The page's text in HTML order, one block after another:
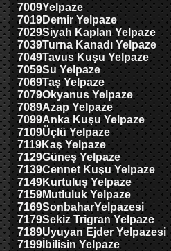
7009Yelpaze
7019Demir Yelpaze
7029Siyah Kaplan Yelpaze
7039Turna Kanadı Yelpaze
7049TavusKuşu Yelpaze
7059Su Yelpaze
7069Taş Yelpaze
7079Okyanus Yelpaze
7089Azap Yelpaze
7099Anka Kuşu Yelpaze
7109Üçlü Yelpaze
7119Kaş Yelpaze
7129Güneş Yelpaze
7139Cennet Kuşu Yelpaze
7149Kurtuluş Yelpaze
7159Mutluluk Yelpaze
7169SonbaharYelpazesi
7179Sekiz Trigran Yelpaze
7189Uyuyan Ejder Yelpazesi
7199İbilisin Yelpaze